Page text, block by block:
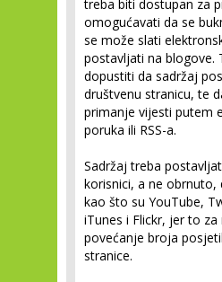
treba biti dostupan za
omogućavati da se
se može slati
postavljati na blogove.
dopustiti da sadržaj
društvenu stranicu, te
primanje vijesti putem
poruka ili RSS-a.
Sadržaj treba
korisnici, a ne obrnuto,
kao što su YouTube,
iTunes i Flickr, jer to
povećanje broja
stranice.